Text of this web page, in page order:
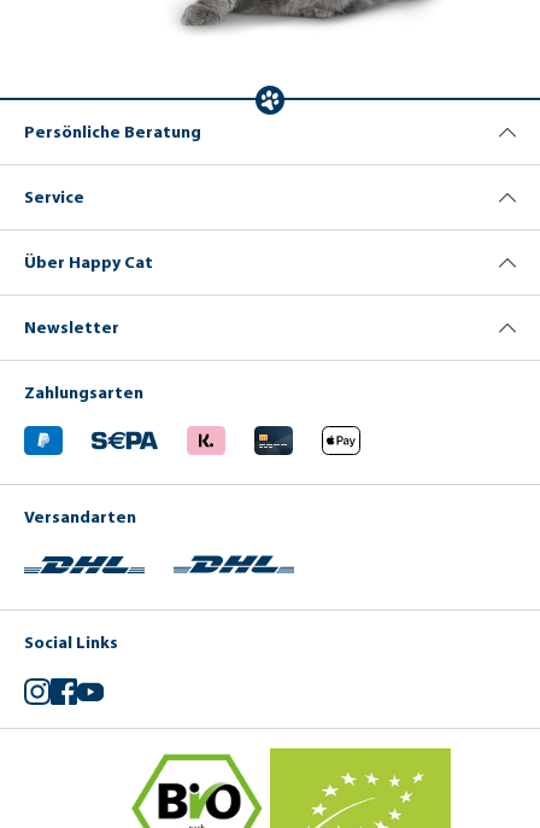
Persönliche Beratung
Service
Über Happy Cat
Newsletter
Zahlungsarten
Versandarten
Social Links
Instagram
Facebook
YouTube